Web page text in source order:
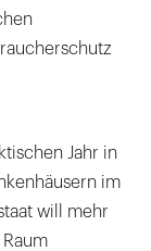
Jahr in
im
will mehr